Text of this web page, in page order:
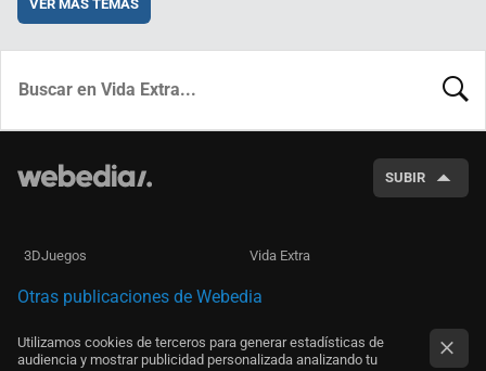
VER MÁS TEMAS
SUBIR
3DJuegos Vida Extra
Otras publicaciones de Webedia
Utilizamos cookies de terceros para generar estadísticas de
audiencia y mostrar publicidad personalizada analizando tu